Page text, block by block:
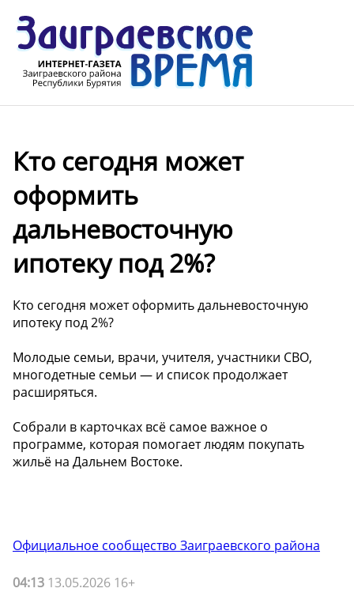
Кто сегодня может
оформить
дальневосточную
ипотеку под 2%?
Кто сегодня может оформить дальневосточную
ипотеку под 2%?
Молодые семьи, врачи, учителя, участники СВО,
многодетные семьи — и список продолжает
расширяться.
Собрали в карточках всё самое важное о
программе, которая помогает людям покупать
жильё на Дальнем Востоке.
Официальное сообщество Заиграевского района
04:13 13.05.2026 16+